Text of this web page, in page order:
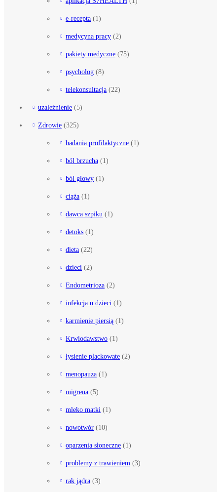
e-recepta (1)
medycyna pracy (2)
pakiety medyczne (75)
psycholog (8)
telekonsultacja (22)
uzależnienie (5)
Zdrowie (325)
badania profilaktyczne (1)
ból brzucha (1)
ból głowy (1)
ciąża (1)
dawca szpiku (1)
detoks (1)
dieta (22)
dzieci (2)
Endometrioza (2)
infekcja u dzieci (1)
karmienie piersią (1)
Krwiodawstwo (1)
łysienie plackowate (2)
menopauza (1)
migrena (5)
mleko matki (1)
nowotwór (10)
oparzenia słoneczne (1)
problemy z trawieniem (3)
rak jądra (3)